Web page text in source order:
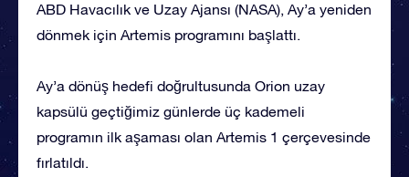
ABD Havacılık ve Uzay Ajansı (NASA), Ay’a yeniden
dönmek için Artemis programını başlattı.
Ay’a dönüş hedefi doğrultusunda Orion uzay
kapsülü geçtiğimiz günlerde üç kademeli
programın ilk aşaması olan Artemis 1 çerçevesinde
fırlatıldı.